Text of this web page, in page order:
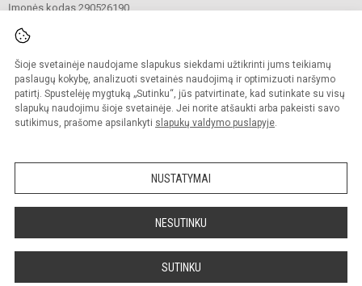
Šioje svetainėje naudojame slapukus siekdami užtikrinti jums teikiamų
paslaugų kokybę, analizuoti svetainės naudojimą ir optimizuoti naršymo
patirtį. Spustelėję mygtuką „Sutinku“, jūs patvirtinate, kad sutinkate su visų
slapukų naudojimu šioje svetainėje. Jei norite atšaukti arba pakeisti savo
sutikimus, prašome apsilankyti slapukų valdymo puslapyje.
NUSTATYMAI
NESUTINKU
SUTINKU
Įmonės kodas 290526190
© 2023. Šiaulių lopšelis - darželis „Ežerėlis“. Visos teisės saugomos.
Kopijuoti turinį be raštiško įstaigos administracijos sutikimo griežtai draudžiama.
Versija neįgaliesiems Slapukų valdymas
Sumanus būdas atnaujinti